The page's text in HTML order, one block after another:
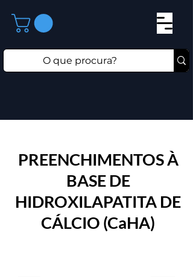
PREENCHIMENTOS À
BASE DE
HIDROXILAPATITA DE
CÁLCIO (CaHA)